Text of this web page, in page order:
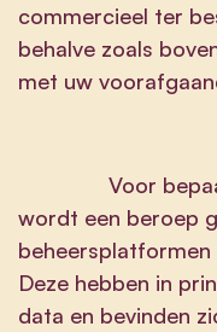
commercieel ter
behalve zoals
met uw
Voor
wordt een beroep
beheersplatformen
Deze hebben in
data en bevinden